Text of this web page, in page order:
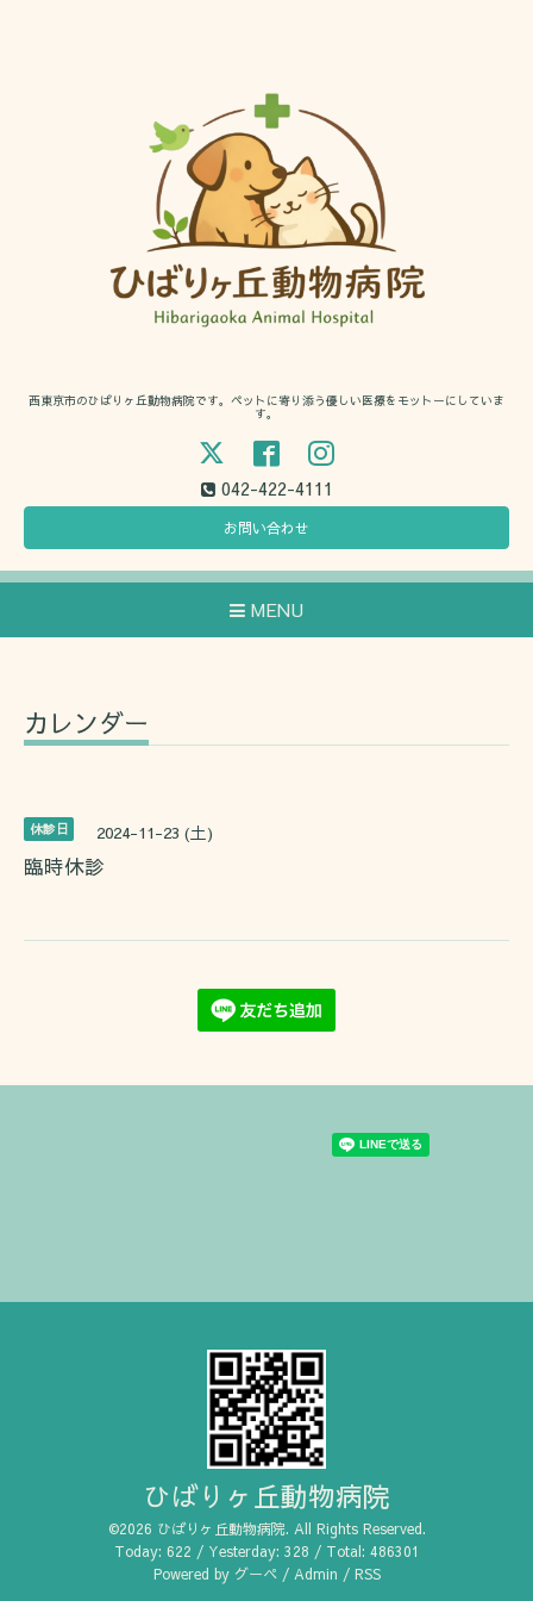
西東京市のひばりヶ丘動物病院です。ペットに寄り添う優しい医療をモットーにしていま
す。
042-422-4111
お問い合わせ
MENU
カレンダー
休診日 2024-11-23 (土)
臨時休診
ひばりヶ丘動物病院
©2026 ひばりヶ丘動物病院. All Rights Reserved.
Today: 622 / Yesterday: 328 / Total: 486301
Powered by グーペ/ Admin / RSS